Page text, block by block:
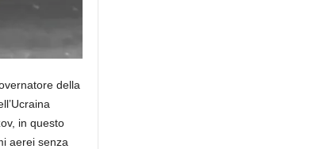
della
in questo
aerei senza